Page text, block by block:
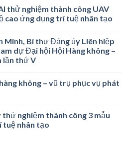
thử nghiệm thành công UAV
cao ứng dụng trí tuệ nhân tạo
Minh, Bí thư Đảng ủy Liên hiệp
dự Đại hội Hội Hàng không –
lần thứ V
không – vũ trụ phục vụ phát
nghiệm thành công 3 mẫu
tuệ nhân tạo